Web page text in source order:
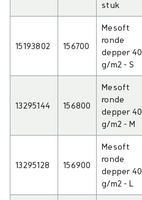
stuk
15193802 156700
Mesoft
ronde
depper 40
g/m2 - S
13295144 156800
Mesoft
ronde
depper 40
g/m2 - M
13295128 156900
Mesoft
ronde
depper 40
g/m2 - L